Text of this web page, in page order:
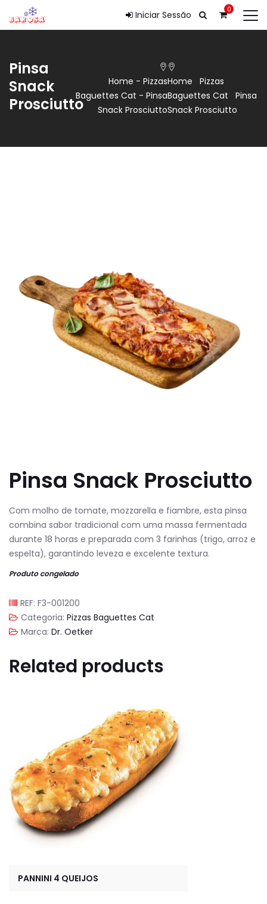
Iniciar Sessão 0
Pinsa
Snack
Prosciutto
Home - Pizzas
Baguettes Cat - Pinsa
Snack Prosciutto
Home
Pizzas
Baguettes Cat
Pinsa
Snack Prosciutto
Pinsa Snack Prosciutto
Com molho de tomate, mozzarella e fiambre, esta pinsa
combina sabor tradicional com uma massa fermentada
durante 18 horas e preparada com 3 farinhas (trigo, arroz e
espelta), garantindo leveza e excelente textura.
Produto congelado
REF: F3-001200
Categoria: Pizzas Baguettes Cat
Marca: Dr. Oetker
Related products
PANNINI 4 QUEIJOS